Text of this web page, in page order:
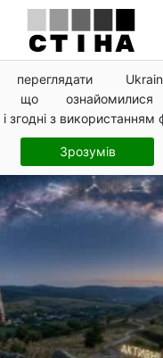
переглядати
що
і згодні з використанням
Зрозумів
для